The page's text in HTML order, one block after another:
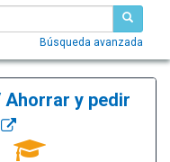
Búsqueda avanzada
y pedir